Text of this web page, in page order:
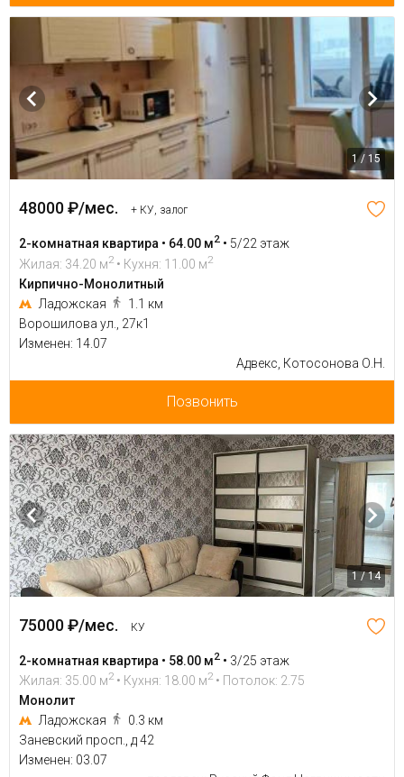
1 / 15
48000 ₽/мес. + КУ, залог
2-комнатная квартира • 64.00 м2 • 5/22 этаж
Жилая: 34.20 м2 • Кухня: 11.00 м2
Кирпично-Монолитный
Ладожская
1.1 км
Ворошилова ул., 27к1
Изменен: 14.07
Адвекс, Котосонова О.Н.
Позвонить
1 / 14
75000 ₽/мес. КУ
2-комнатная квартира • 58.00 м2 • 3/25 этаж
Жилая: 35.00 м2 • Кухня: 18.00 м2 • Потолок: 2.75
Монолит
Ладожская
0.3 км
Заневский просп., д 42
Изменен: 03.07